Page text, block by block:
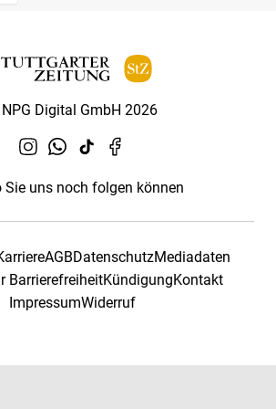
Digital GmbH 2026
Sie uns noch folgen können
AGBDatenschutzMediadaten
BarrierefreiheitKündigungKontakt
ImpressumWiderruf